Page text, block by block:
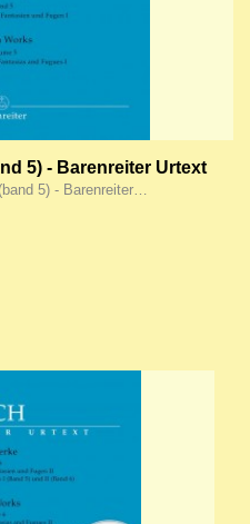
5) - Barenreiter Urtext
5) - Barenreiter…